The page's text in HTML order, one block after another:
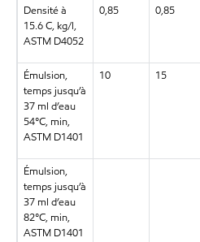
Densité à
15.6 C, kg/l,
ASTM D4052
0,85 0,85
Émulsion,
temps jusqu’à
37 ml d’eau
54°C, min,
ASTM D1401
10 15
Émulsion,
temps jusqu’à
37 ml d’eau
82°C, min,
ASTM D1401